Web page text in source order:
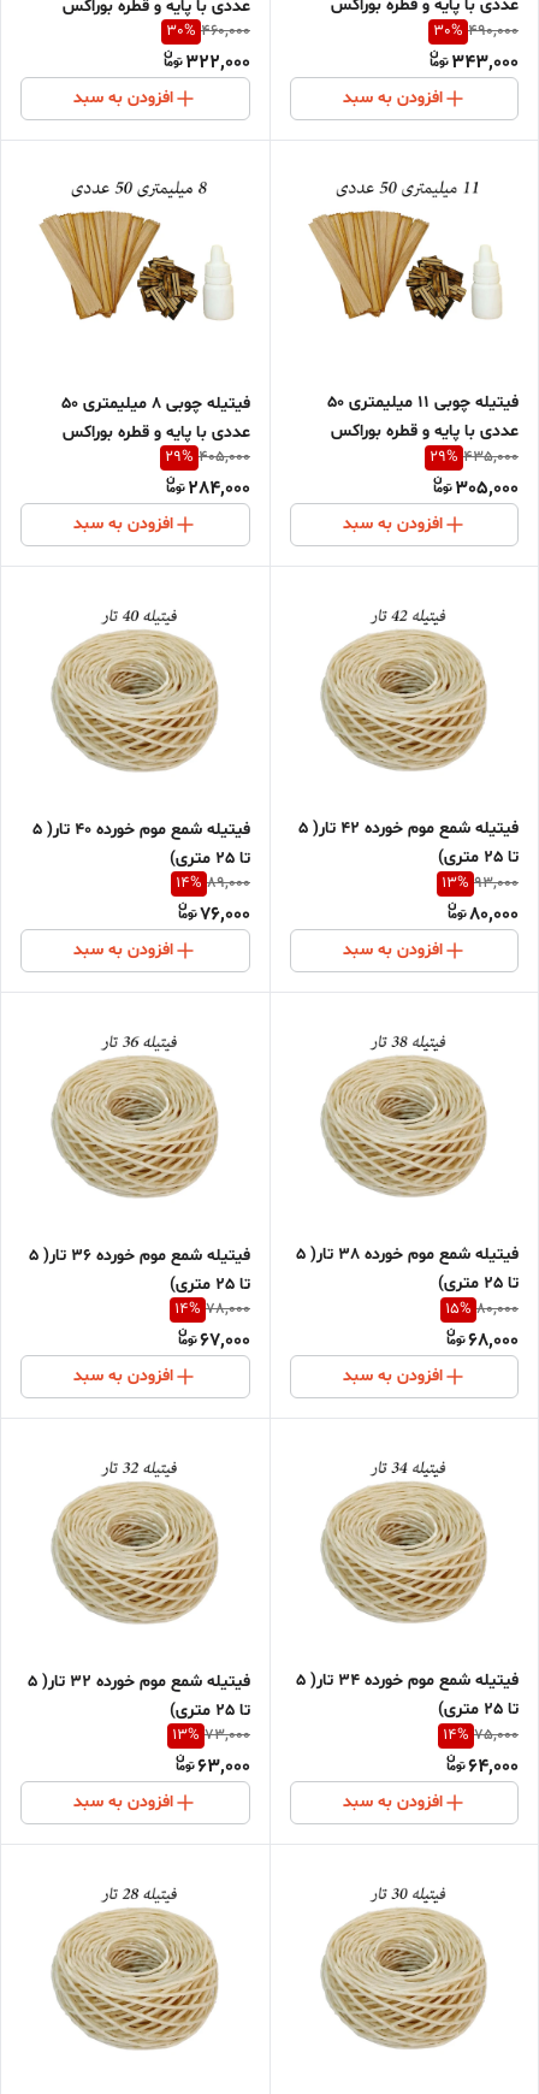
عددی با پایه و قطره بوراکس
490,000
30%
343,000
افزودن به سبد
عددی با پایه و قطره بوراکس
460,000
30%
322,000
افزودن به سبد
فیتیله چوبی 11 میلیمتری 50
عددی با پایه و قطره بوراکس
435,000
29%
305,000
افزودن به سبد
فیتیله چوبی 8 میلیمتری 50
عددی با پایه و قطره بوراکس
405,000
29%
284,000
افزودن به سبد
فیتیله شمع موم خورده 42 تار( 5
تا 25 متری)
93,000
13%
80,000
افزودن به سبد
فیتیله شمع موم خورده 40 تار( 5
تا 25 متری)
89,000
14%
76,000
افزودن به سبد
فیتیله شمع موم خورده 38 تار( 5
تا 25 متری)
80,000
15%
68,000
افزودن به سبد
فیتیله شمع موم خورده 36 تار( 5
تا 25 متری)
78,000
14%
67,000
افزودن به سبد
فیتیله شمع موم خورده 34 تار( 5
تا 25 متری)
75,000
14%
64,000
افزودن به سبد
فیتیله شمع موم خورده 32 تار( 5
تا 25 متری)
73,000
13%
63,000
افزودن به سبد